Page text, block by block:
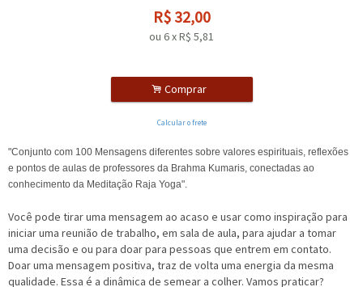
R$ 32,00
ou 6xR$ 5,81
. Comprar
Calcular o frete
"Conjunto com 100 Mensagens diferentes sobre valores espirituais, reflexões
e pontos de aulas de professores da Brahma Kumaris, conectadas ao
conhecimento da Meditação Raja Yoga".
Você pode tirar uma mensagem ao acaso e usar como inspiração para
iniciar uma reunião de trabalho, em sala de aula, para ajudar a tomar
uma decisão e ou para doar para pessoas que entrem em contato.
Doar uma mensagem positiva, traz de volta uma energia da mesma
qualidade. Essa é a dinâmica de semear a colher. Vamos praticar?